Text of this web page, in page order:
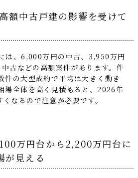
額中古戸建の影響を受けて
は、6,000万円の中古、3,950万円
古などの高額案件があります。件
件の大型成約で平均は大きく動き
場全体を高く見積もると、2026年
くなるので注意が必要です。
万円台から2,200万円台に
が見える